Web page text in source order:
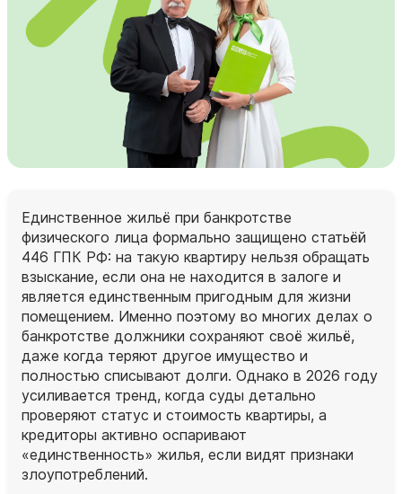
Единственное жильё при банкротстве
физического лица формально защищено статьёй
446 ГПК РФ: на такую квартиру нельзя обращать
взыскание, если она не находится в залоге и
является единственным пригодным для жизни
помещением. Именно поэтому во многих делах о
банкротстве должники сохраняют своё жильё,
даже когда теряют другое имущество и
полностью списывают долги. Однако в 2026 году
усиливается тренд, когда суды детально
проверяют статус и стоимость квартиры, а
кредиторы активно оспаривают
«единственность» жилья, если видят признаки
злоупотреблений.